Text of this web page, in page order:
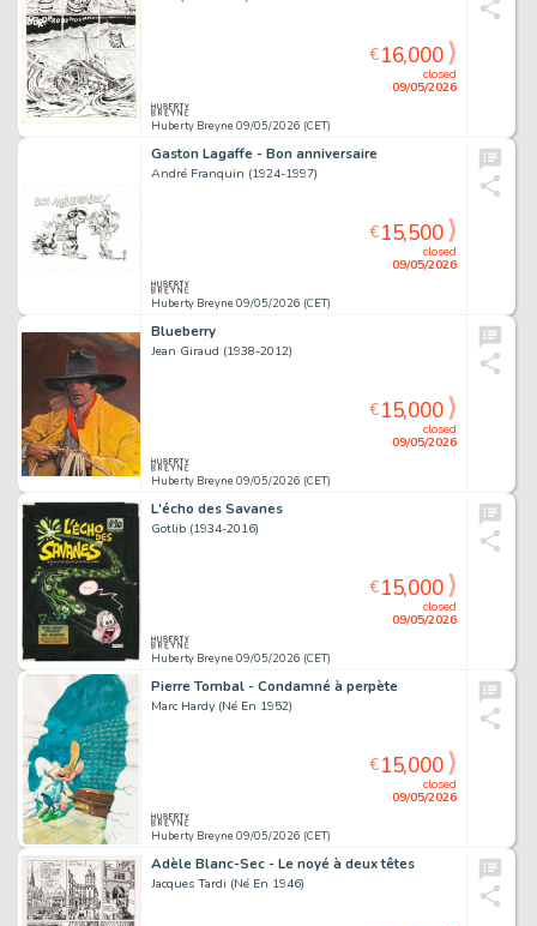
Huberty Breyne 09/05/2026 (CET)
closed
09/05/2026
€16,000
Gaston Lagaffe - Bon anniversaire
André Franquin (1924-1997)
Huberty Breyne 09/05/2026 (CET)
closed
09/05/2026
€15,500
Blueberry
Jean Giraud (1938-2012)
Huberty Breyne 09/05/2026 (CET)
closed
09/05/2026
€15,000
L'écho des Savanes
Gotlib (1934-2016)
Huberty Breyne 09/05/2026 (CET)
closed
09/05/2026
€15,000
Pierre Tombal - Condamné à perpète
Marc Hardy (Né En 1952)
Huberty Breyne 09/05/2026 (CET)
closed
09/05/2026
€15,000
Adèle Blanc-Sec - Le noyé à deux têtes
Jacques Tardi (Né En 1946)